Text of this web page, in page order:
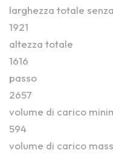
larghezza totale
1921
altezza totale
1616
passo
2657
volume di carico
594
volume di carico